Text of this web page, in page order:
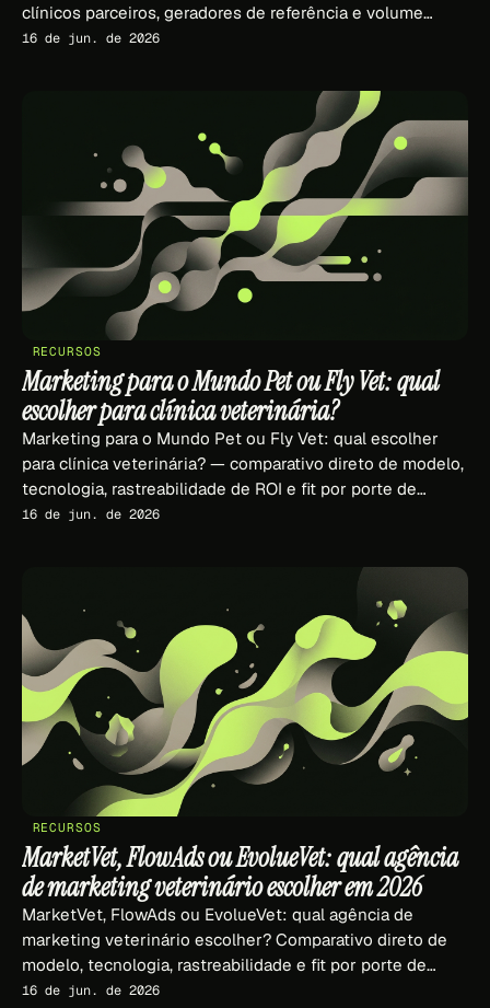
clínicos parceiros, geradores de referência e volume
cirúrgico via rede profissional.
16 de jun. de 2026
RECURSOS
Marketing para o Mundo Pet ou Fly Vet: qual
escolher para clínica veterinária?
Marketing para o Mundo Pet ou Fly Vet: qual escolher
para clínica veterinária? — comparativo direto de modelo,
tecnologia, rastreabilidade de ROI e fit por porte de
clínica em 2026.
16 de jun. de 2026
RECURSOS
MarketVet, FlowAds ou EvolueVet: qual agência
de marketing veterinário escolher em 2026
MarketVet, FlowAds ou EvolueVet: qual agência de
marketing veterinário escolher? Comparativo direto de
modelo, tecnologia, rastreabilidade e fit por porte de
clínica em 2026.
16 de jun. de 2026